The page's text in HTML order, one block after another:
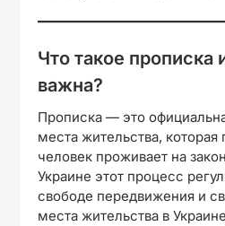
Что такое прописка
важна?
Прописка — это
места жительства, которая
человек проживает на
Украине этот процесс
свободе передвижения и
места жительства в